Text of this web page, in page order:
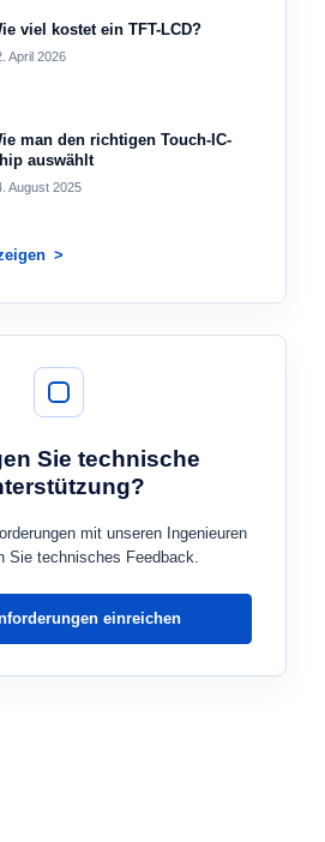
viel kostet ein TFT-LCD?
April 2026
man den richtigen Touch-IC-
auswählt
August 2025
Sie technische
mit unseren Ingenieuren
Sie technisches Feedback.
einreichen